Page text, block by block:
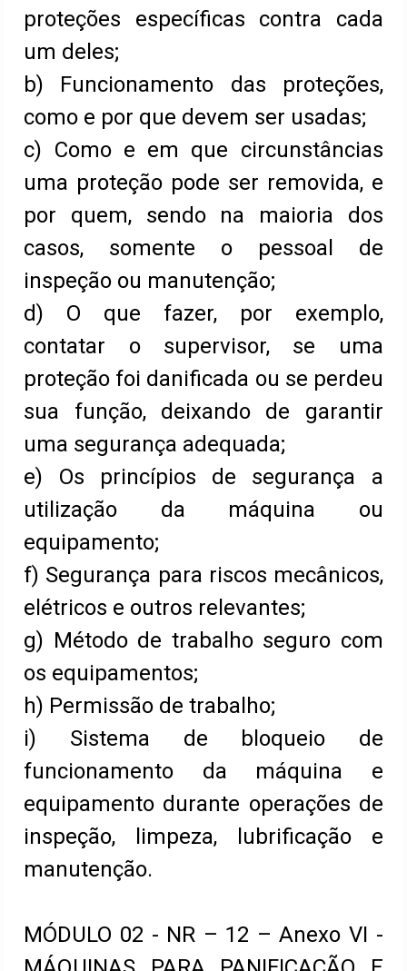
proteções específicas contra cada
um deles;
b) Funcionamento das proteções,
como e por que devem ser usadas;
c) Como e em que circunstâncias
uma proteção pode ser removida, e
por quem, sendo na maioria dos
casos, somente o pessoal de
inspeção ou manutenção;
d) O que fazer, por exemplo,
contatar o supervisor, se uma
proteção foi danificada ou se perdeu
sua função, deixando de garantir
uma segurança adequada;
e) Os princípios de segurança a
utilização da máquina ou
equipamento;
f) Segurança para riscos mecânicos,
elétricos e outros relevantes;
g) Método de trabalho seguro com
os equipamentos;
h) Permissão de trabalho;
i) Sistema de bloqueio de
funcionamento da máquina e
equipamento durante operações de
inspeção, limpeza, lubrificação e
manutenção.
MÓDULO 02 - NR – 12 – Anexo VI -